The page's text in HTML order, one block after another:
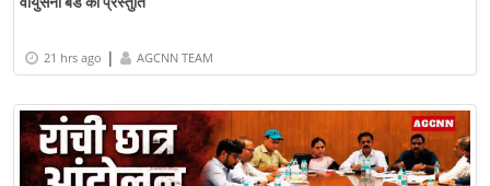
21 hrs ago | AGCNN TEAM